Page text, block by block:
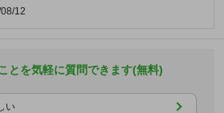
12
とを気軽に質問できます(無料)
い